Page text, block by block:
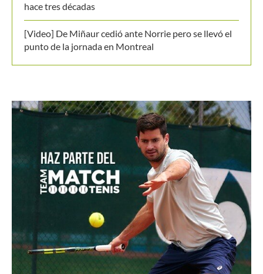
hace tres décadas
[Video] De Miñaur cedió ante Norrie pero se llevó el
punto de la jornada en Montreal